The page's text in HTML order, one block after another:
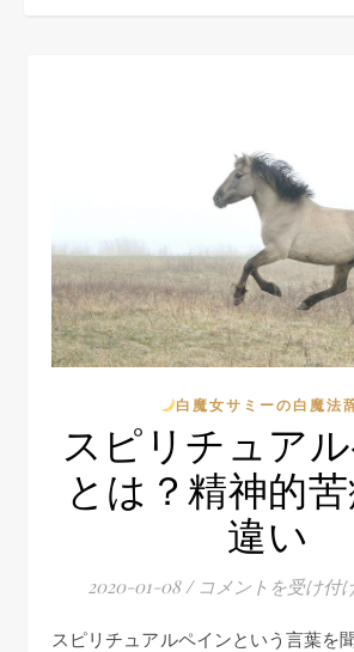
白魔女サミーの白魔法
スピリチュア
とは？精神的
違い
2020-01-08 / スピリチュアルペ
コメントを受け付
スピリチュアルペインという言葉を聞いたことはあり